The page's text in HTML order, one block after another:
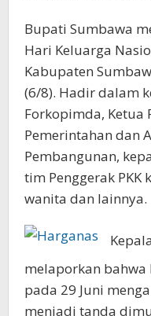
Bupati Sumbawa
Hari Keluarga
Kabupaten
(6/8). Hadir dalam
Forkopimda, Ketua
Pemerintahan dan
Pembangunan,
tim Penggerak PKK
wanita dan lainnya.
melaporkan
pada 29 Juni
menjadi tanda